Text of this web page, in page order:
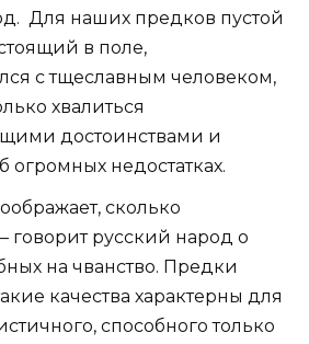
Для наших предков пустой
в поле,
с тщеславным человеком,
хвалиться
достоинствами и
огромных недостатках.
сколько
говорит русский народ о
на чванство. Предки
качества характерны для
способного только